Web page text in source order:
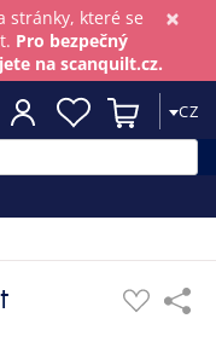
×
stránky, které se
Pro bezpečný
na scanquilt.cz.
CZ